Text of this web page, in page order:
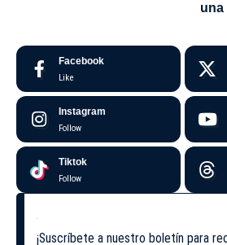
una
Facebook
Like
Instagram
Follow
Tiktok
Follow
¡Suscríbete a nuestro boletín para